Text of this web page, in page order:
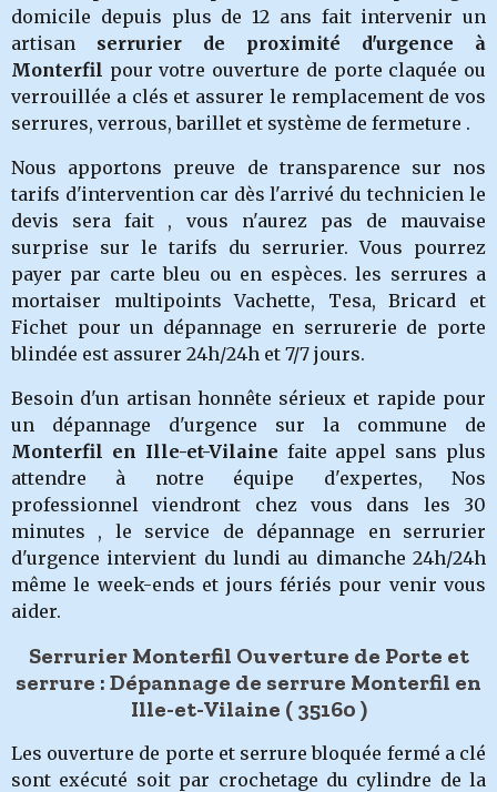
domicile depuis plus de 12 ans fait intervenir un
artisan serrurier de proximité d'urgence à
Monterfil pour votre ouverture de porte claquée ou
verrouillée a clés et assurer le remplacement de vos
serrures, verrous, barillet et système de fermeture .
Nous apportons preuve de transparence sur nos
tarifs d'intervention car dès l'arrivé du technicien le
devis sera fait , vous n'aurez pas de mauvaise
surprise sur le tarifs du serrurier. Vous pourrez
payer par carte bleu ou en espèces. les serrures a
mortaiser multipoints Vachette, Tesa, Bricard et
Fichet pour un dépannage en serrurerie de porte
blindée est assurer 24h/24h et 7/7 jours.
Besoin d'un artisan honnête sérieux et rapide pour
un dépannage d'urgence sur la commune de
Monterfil en Ille-et-Vilaine faite appel sans plus
attendre à notre équipe d'expertes, Nos
professionnel viendront chez vous dans les 30
minutes , le service de dépannage en serrurier
d'urgence intervient du lundi au dimanche 24h/24h
même le week-ends et jours fériés pour venir vous
aider.
Serrurier Monterfil Ouverture de Porte et
serrure : Dépannage de serrure Monterfil en
Ille-et-Vilaine ( 35160 )
Les ouverture de porte et serrure bloquée fermé a clé
sont exécuté soit par crochetage du cylindre de la